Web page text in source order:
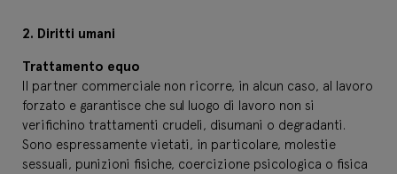
2. Diritti umani
Trattamento equo
Il partner commerciale non ricorre, in alcun caso, al lavoro
forzato e garantisce che sul luogo di lavoro non si
verifichino trattamenti crudeli, disumani o degradanti.
Sono espressamente vietati, in particolare, molestie
sessuali, punizioni fisiche, coercizione psicologica o fisica